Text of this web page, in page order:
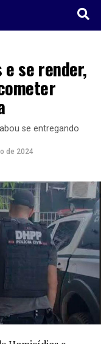
se render,
se entregando
de 2024